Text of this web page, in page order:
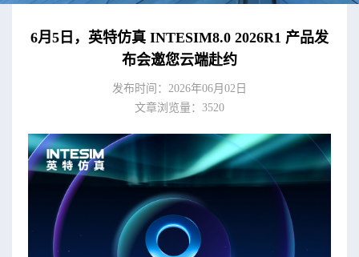
6月5日，英特仿真 INTESIM8.0 2026R1 产品发
布会邀您云端赴约
发布时间：2026年06月02日
文章浏览量：3520